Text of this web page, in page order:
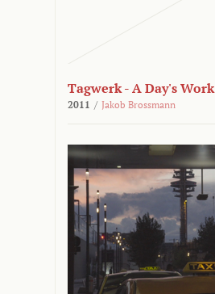
Tagwerk - A Day's Work
2011 / Jakob Brossmann